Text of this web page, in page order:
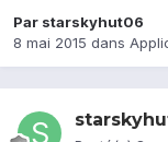
Par starskyhut06
8 mai 2015 dans